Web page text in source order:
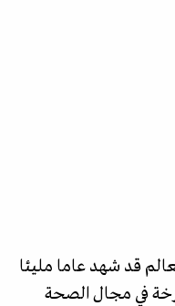
لوجدنا أن العالم قد شهد عاما مليئا
في مجال الصحة